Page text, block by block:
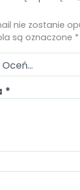
nie zostanie
są oznaczone *
*